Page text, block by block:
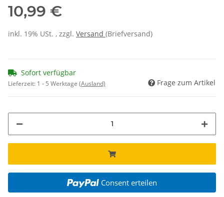
10,99 €
inkl. 19% USt. , zzgl. Versand (Briefversand)
Sofort verfügbar
Lieferzeit: 1 - 5 Werktage (Ausland) Frage zum Artikel
Consent erteilen